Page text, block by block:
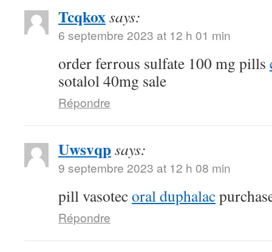
Tcqkoxsays:
6 septembre 2023 at 12 h 01 min
order ferrous sulfate 100 mg pills
sotalol 40mg sale
Répondre
Uwsvqpsays:
9 septembre 2023 at 12 h 08 min
pill vasotecoral duphalac
Répondre